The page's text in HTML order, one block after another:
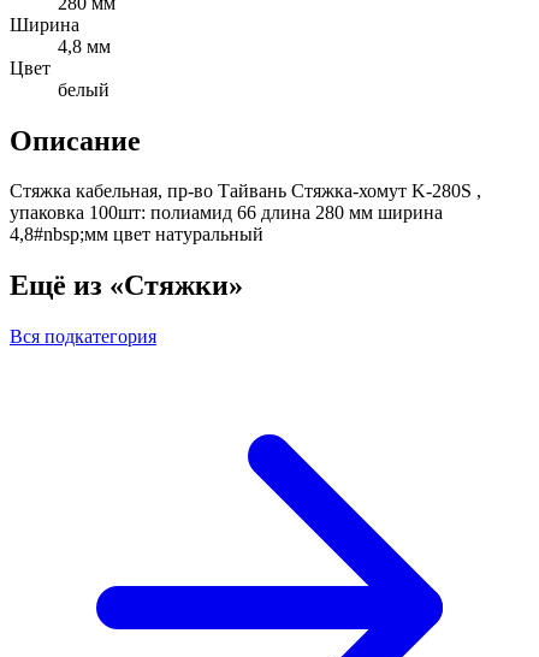
Ширина
4,8 мм
Цвет
белый
Описание
Стяжка кабельная, пр-во Тайвань Стяжка-хомут K-280S ,
упаковка 100шт: полиамид 66 длина 280 мм ширина
4,8#nbsp;мм цвет натуральный
Ещё из «Стяжки»
Вся подкатегория